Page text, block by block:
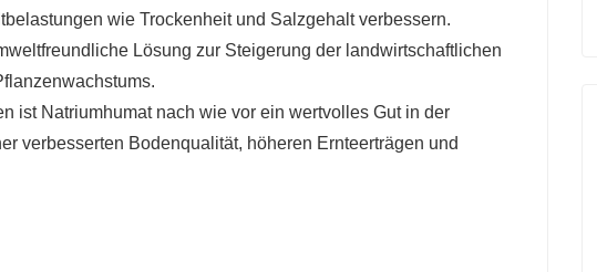
wie Trockenheit und Salzgehalt verbessern.
Lösung zur Steigerung der landwirtschaftlichen
ist Natriumhumat nach wie vor ein wertvolles Gut in der
verbesserten Bodenqualität, höheren Ernteerträgen und